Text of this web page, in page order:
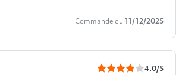
Commande du 11/12/2025
4.0/5